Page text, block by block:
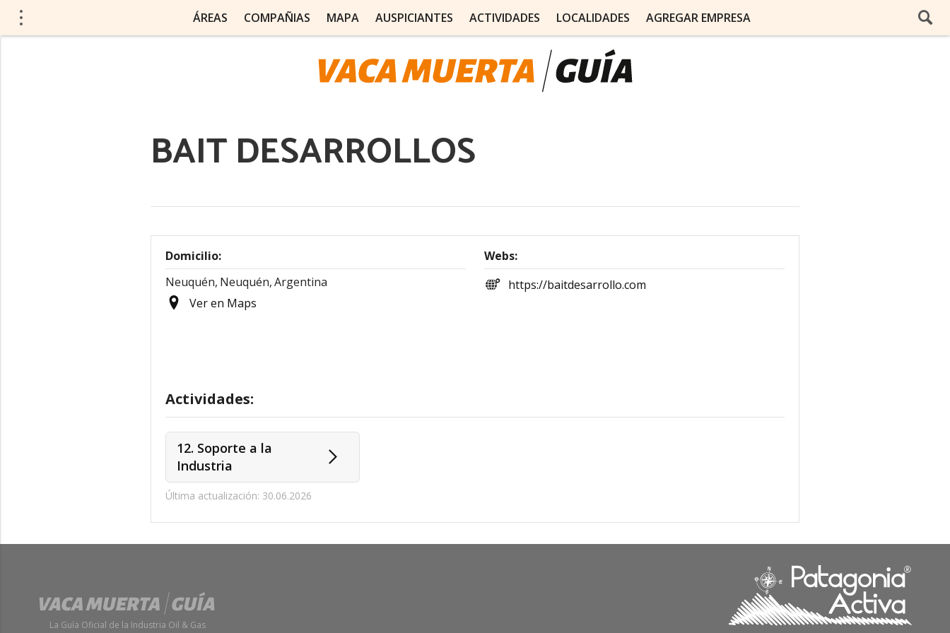
ÁREAS COMPAÑIAS MAPA AUSPICIANTES ACTIVIDADES LOCALIDADES AGREGAR EMPRESA
BAIT DESARROLLOS
Domicilio:
Neuquén, Neuquén,Argentina
Ver en Maps
Webs:
https://baitdesarrollo.com
Actividades:
12. Soporte a la
Industria
Última actualización: 30.06.2026
La Guía Oficial de la Industria Oil & Gas